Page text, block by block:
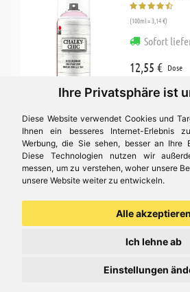
Ihre Privatsphäre ist
Diese Website verwendet Cookies und
Ihnen ein besseres Internet-Erlebnis
Werbung, die Sie sehen, besser an Ihre
Diese Technologien nutzen wir
messen, um zu verstehen, woher unsere
unsere Website weiter zu entwickeln.
Alle akzeptieren
Ich lehne ab
Einstellungen
(100ml = 3,14 €)
Sofort
12,55 € Dose